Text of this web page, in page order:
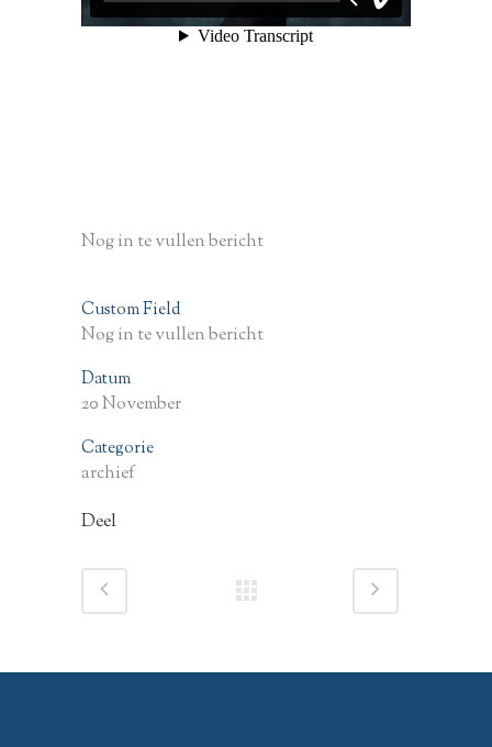
Nog in te vullen bericht
Custom Field
Nog in te vullen bericht
Datum
20 November
Categorie
archief
Deel